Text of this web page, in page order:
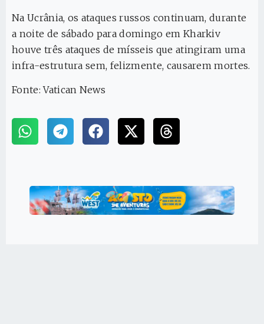
Na Ucrânia, os ataques russos continuam, durante
a noite de sábado para domingo em Kharkiv
houve três ataques de mísseis que atingiram uma
infra-estrutura sem, felizmente, causarem mortes.
Fonte: Vatican News